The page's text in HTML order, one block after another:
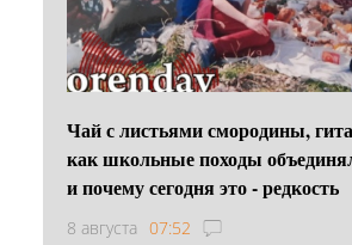
Чай с листьями смородины,
как школьные походы
и почему сегодня это - редкость
8 августа 07:52